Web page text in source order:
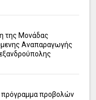
της Μονάδας
Αναπαραγωγής
προβολών